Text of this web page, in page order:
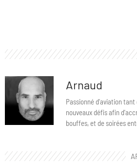
Arnaud
Passionné d'aviation
nouveaux défis afin
bouffes, et de soirées